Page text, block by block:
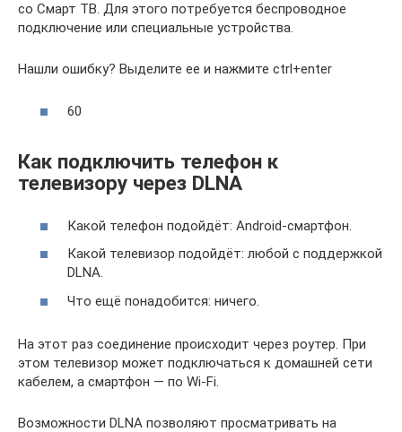
со Смарт ТВ. Для этого потребуется беспроводное
подключение или специальные устройства.
Нашли ошибку? Выделите ее и нажмите ctrl+enter
60
Как подключить телефон к
телевизору через DLNA
Какой телефон подойдёт: Android-смартфон.
Какой телевизор подойдёт: любой с поддержкой
DLNA.
Что ещё понадобится: ничего.
На этот раз соединение происходит через роутер. При
этом телевизор может подключаться к домашней сети
кабелем, а смартфон — по Wi-Fi.
Возможности DLNA позволяют просматривать на